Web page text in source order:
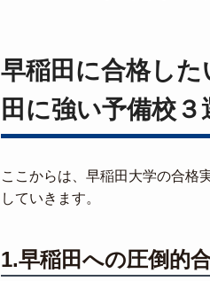
早稲田に合格し
田に強い予備校３
ここからは、早稲田大学の合格
していきます。
1.早稲田への圧倒的